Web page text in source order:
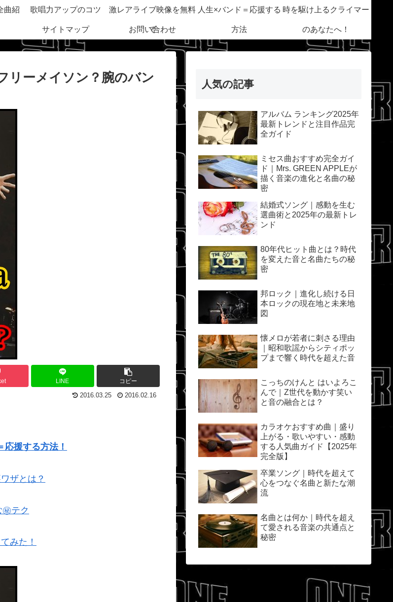
曲紹 歌唱力アップのコツ 激レアライブ映像を無料
で
人生×バンド＝応援する
方法
時を駆け上るクライマー
のあなたへ！
サイトマップ お問い合わせ
リーメイソン？腕のバン
LINE コピー
2016.03.25 2016.02.16
応援する方法！
ザとは？
テク
みた！
人気の記事
アルバム ランキング2025年
最新トレンドと注目作品完
全ガイド
ミセス曲おすすめ完全ガイ
ド｜Mrs. GREEN APPLEが
描く音楽の進化と名曲の秘
密
結婚式ソング｜感動を生む
選曲術と2025年の最新トレ
ンド
80年代ヒット曲とは？時代
を変えた音と名曲たちの秘
密
邦ロック｜進化し続ける日
本ロックの現在地と未来地
図
懐メロが若者に刺さる理由
｜昭和歌謡からシティポッ
プまで響く時代を超えた音
こっちのけんと はいよろこ
んで｜Z世代を動かす笑い
と音の融合とは？
カラオケおすすめ曲｜盛り
上がる・歌いやすい・感動
する人気曲ガイド【2025年
完全版】
卒業ソング｜時代を超えて
心をつなぐ名曲と新たな潮
流
名曲とは何か｜時代を超え
て愛される音楽の共通点と
秘密